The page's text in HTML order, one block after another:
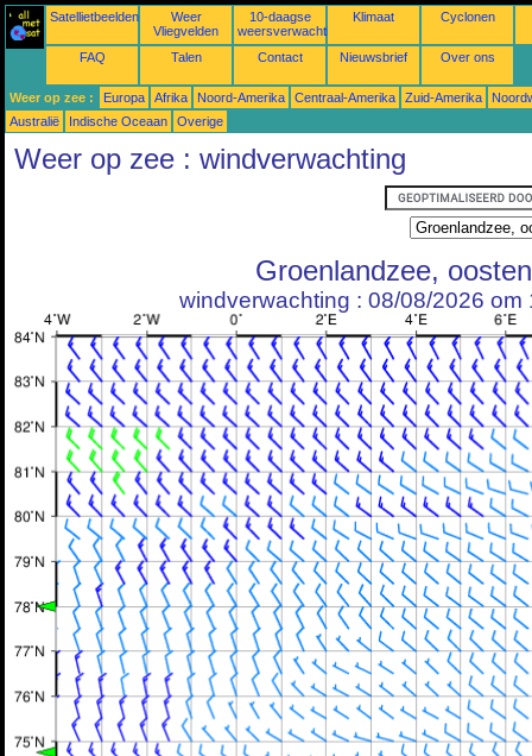
Satellietbeelden
Weer
Vliegvelden
10-daagse
weersverwachtingen
Klimaat Cyclonen
FAQ Talen Contact Nieuwsbrief Over ons
Weer op zee : Europa Afrika Noord-Amerika Centraal-Amerika Zuid-Amerika
Australië
Indische Oceaan Overige
Weer op zee : windverwachting
Groenlandzee, oosten
windverwachting : 08/08/2026 om